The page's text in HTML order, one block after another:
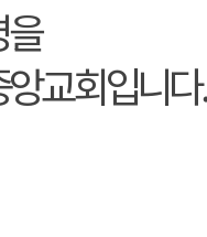
교회입니다.